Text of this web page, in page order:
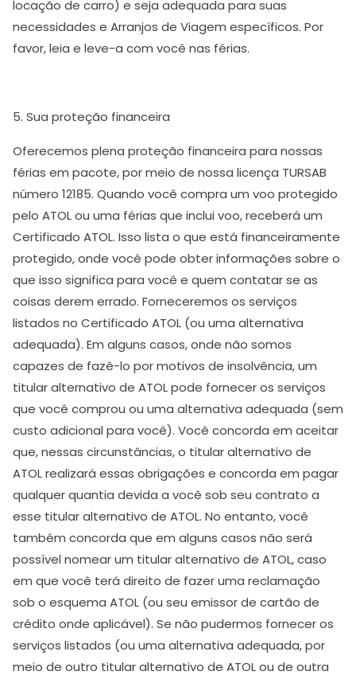
locação de carro) e seja adequada para suas
necessidades e Arranjos de Viagem específicos. Por
favor, leia e leve-a com você nas férias.
5. Sua proteção financeira
Oferecemos plena proteção financeira para nossas
férias em pacote, por meio de nossa licença TURSAB
número 12185. Quando você compra um voo protegido
pelo ATOL ou uma férias que inclui voo, receberá um
Certificado ATOL. Isso lista o que está financeiramente
protegido, onde você pode obter informações sobre o
que isso significa para você e quem contatar se as
coisas derem errado. Forneceremos os serviços
listados no Certificado ATOL (ou uma alternativa
adequada). Em alguns casos, onde não somos
capazes de fazê-lo por motivos de insolvência, um
titular alternativo de ATOL pode fornecer os serviços
que você comprou ou uma alternativa adequada (sem
custo adicional para você). Você concorda em aceitar
que, nessas circunstâncias, o titular alternativo de
ATOL realizará essas obrigações e concorda em pagar
qualquer quantia devida a você sob seu contrato a
esse titular alternativo de ATOL. No entanto, você
também concorda que em alguns casos não será
possível nomear um titular alternativo de ATOL, caso
em que você terá direito de fazer uma reclamação
sob o esquema ATOL (ou seu emissor de cartão de
crédito onde aplicável). Se não pudermos fornecer os
serviços listados (ou uma alternativa adequada, por
meio de outro titular alternativo de ATOL ou de outra